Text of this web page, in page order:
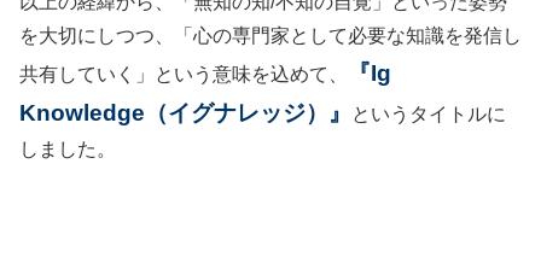
を大切にしつつ、「心の専門家として必要な知識を発信し
共有していく」という意味を込めて、
『Ig
Knowledge（イグナレッジ） 』
というタイトルに
しました。